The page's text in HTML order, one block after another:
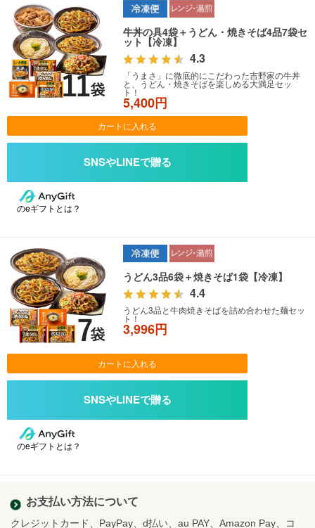
牛丼の具4袋＋うどん・焼きそば4品7袋セ
ット【冷凍】
4.3
「うまさ」に徹底的にこだわった吉野家の牛丼
と、うどん・焼きそばを楽しめる大満足セッ
ト！
5,400円
カートに入れる
のeギフトとは？
うどん3品6袋＋焼きそば1袋【冷凍】
4.4
うどん3品と牛肉焼きそばを詰め合わせた麺セッ
ト！
3,996円
カートに入れる
のeギフトとは？
お支払い方法について
クレジットカード、PayPay、d払い、au PAY、Amazon Pay、コ